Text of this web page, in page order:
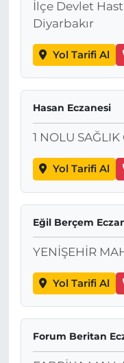
İlçe Devlet
Diyarbakır
Yol Tarifi Al
Hasan Eczanesi
1 NOLU SAĞLIK
Yol Tarifi Al
Eğil Berçem
YENİŞEHİR
Yol Tarifi Al
Forum Beritan